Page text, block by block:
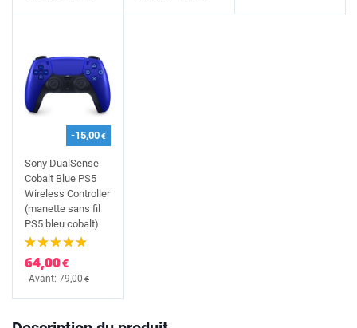
-15,00€
Sony DualSense
Cobalt Blue PS5
Wireless Controller
(manette sans fil
PS5 bleu cobalt)
64,00€
Avant: 79,00€